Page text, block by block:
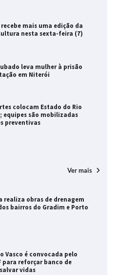
mais uma edição da
nesta sexta-feira (7)
leva mulher à prisão
em Niterói
colocam Estado do Rio
equipes são mobilizadas
preventivas
Ver mais
realiza obras de drenagem
bairros do Gradim e Porto
Vasco é convocada pelo
para reforçar banco de
vidas